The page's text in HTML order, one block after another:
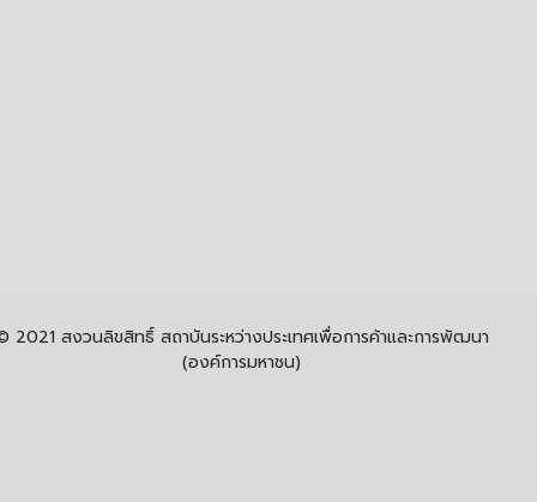
2021 สงวนลิขสิทธิ์ สถาบันระหว่างประเทศเพื่อการค้าและการพัฒนา
(องค์การมหาชน)